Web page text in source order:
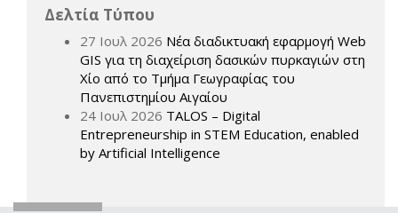
Δελτία Τύπου
27 Ιουλ 2026 Νέα διαδικτυακή εφαρμογή Web
GIS για τη διαχείριση δασικών πυρκαγιών στη
Χίο από το Τμήμα Γεωγραφίας του
Πανεπιστημίου Αιγαίου
24 Ιουλ 2026 TALOS – Digital
Entrepreneurship in STEM Education, enabled
by Artificial Intelligence